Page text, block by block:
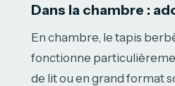
Dans la chambre :
En chambre, le tapis
fonctionne
de lit ou en grand format